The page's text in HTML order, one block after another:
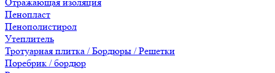
Пенопласт
Пенополистирол
Утеплитель
Тротуарная плитка / Бордюры / Решетки
Поребрик / бордюр